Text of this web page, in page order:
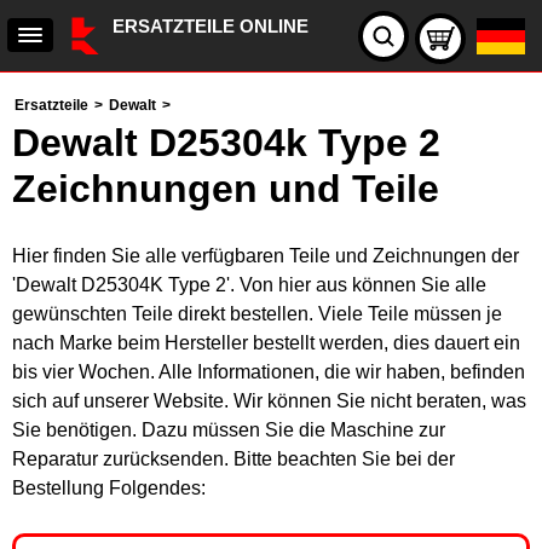
ERSATZTEILE ONLINE
Ersatzteile > Dewalt >
Dewalt D25304k Type 2
Zeichnungen und Teile
Hier finden Sie alle verfügbaren Teile und Zeichnungen der
'Dewalt D25304K Type 2'. Von hier aus können Sie alle
gewünschten Teile direkt bestellen. Viele Teile müssen je
nach Marke beim Hersteller bestellt werden, dies dauert ein
bis vier Wochen. Alle Informationen, die wir haben, befinden
sich auf unserer Website. Wir können Sie nicht beraten, was
Sie benötigen. Dazu müssen Sie die Maschine zur
Reparatur zurücksenden. Bitte beachten Sie bei der
Bestellung Folgendes: